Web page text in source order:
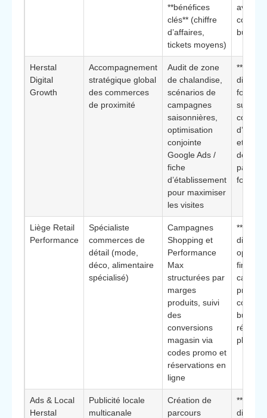
**bénéfices
clés** (chiffre
d’affaires,
tickets moyens)
avec
budget
Herstal
Digital
Growth
Accompagnement
stratégique global
des commerces
de proximité
Audit de zone
de chalandise,
scénarios de
campagnes
saisonnières,
optimisation
conjointe
Google Ads /
fiche
d’établissement
pour maximiser
les visites
forte
sur les
et le
des
par
fortes/
Liège Retail
Performance
Spécialiste
commerces de
détail (mode,
déco, alimentaire
spécialisé)
Campagnes
Shopping et
Performance
Max
structurées par
marges
produits, suivi
des
conversions
magasin via
codes promo et
réservations en
ligne
fine des
plus
Ads & Local
Herstal
Publicité locale
multicanale
Création de
parcours